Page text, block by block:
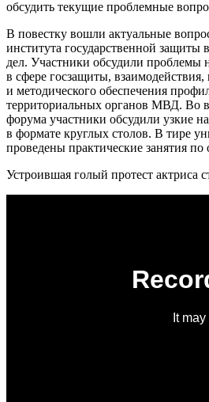
обсудить текущие проблемные
В повестку вошли актуальные
института государственной защиты
дел. Участники обсудили проблемы
в сфере госзащиты,
и методического обеспечения
территориальных органов МВД. Во
форума участники обсудили узкие
в формате круглых столов. В тире
проведены практические занятия по
Устроившая голый протест актриса